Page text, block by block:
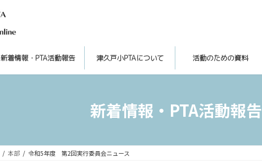
新着情報・PTA活動報告 津久戸小PTAについて 活動のための資料
新着情報・PTA活動報告
本部 令和5年度 第2回実行委員会ニュース